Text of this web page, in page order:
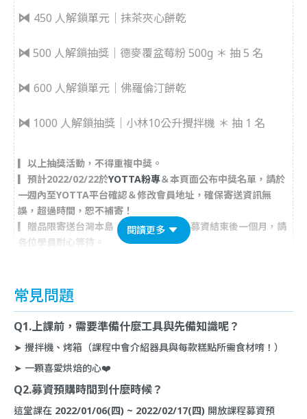
⧒ 450 人解鎖單元｜抹茶夾心餅乾
⧒ 500 人解鎖抽獎｜德麥覆盆莓粉 500g ＊ 抽 5 名
⧒ 600 人解鎖單元｜佛羅倫汀餅乾
⧒ 1000 人解鎖抽獎｜小林10公升攪拌機 ＊ 抽 1 名
▎以上抽獎活動，不得重複中獎。
▎預計2022/02/22於YOTTA粉專＆本頁面公布中獎名單，請於
一週內至YOTTA平台確認＆修改會員地址，確保寄送資訊無
誤，超過時間，恕不補寄！
▎贈品限寄送台灣本島，預計寄出時間為募資結束後一個月，請
各位學員耐心等待。
閱讀更多
常見問題
Q1.上課前，需要準備什麼工具與先備知識呢？
➤ 攪拌機、烤箱（課程中會介紹器具與每款糕點所需食材唷！）
➤ 一顆喜愛烘焙的心❤️
Q2.募資預購時間到什麼時候？
這堂課在 2022/01/06(四) ~ 2022/02/17(四) 開放課程募資預